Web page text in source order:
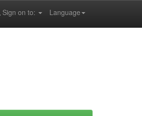
Language
Sign on to: